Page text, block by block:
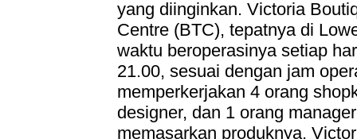
yang diinginkan. Victoria
Centre (BTC), tepatnya di
waktu beroperasinya setiap
21.00, sesuai dengan jam
memperkerjakan 4 orang
designer, dan 1 orang
memasarkan produknya,